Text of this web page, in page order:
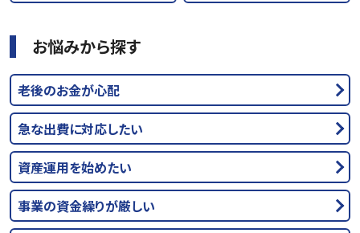
お悩みから探す
老後のお金が心配
急な出費に対応したい
資産運用を始めたい
事業の資金繰りが厳しい